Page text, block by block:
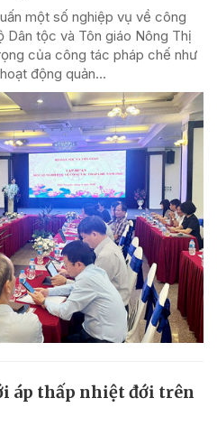
một số nghiệp vụ về công
tộc và Tôn giáo Nông Thị
của công tác pháp chế như
động quản...
áp thấp nhiệt đới trên